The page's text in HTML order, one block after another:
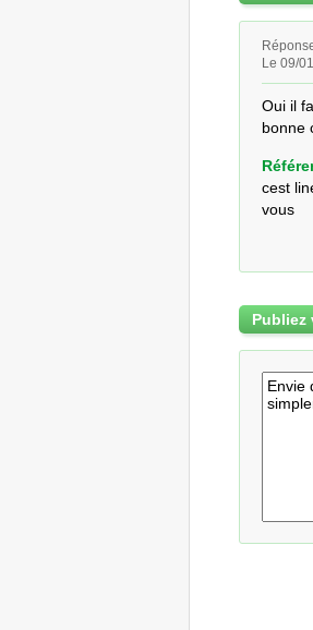
Le 09/
Oui il
bonne
cest
vous
Publiez